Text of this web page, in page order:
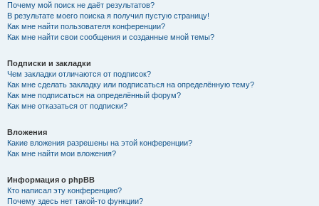
Почему мой поиск не даёт результатов?
В результате моего поиска я получил пустую страницу!
Как мне найти пользователя конференции?
Как мне найти свои сообщения и созданные мной темы?
Подписки и закладки
Чем закладки отличаются от подписок?
Как мне сделать закладку или подписаться на определённую тему?
Как мне подписаться на определённый форум?
Как мне отказаться от подписки?
Вложения
Какие вложения разрешены на этой конференции?
Как мне найти мои вложения?
Информация о phpBB
Кто написал эту конференцию?
Почему здесь нет такой-то функции?